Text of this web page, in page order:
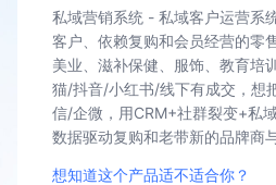
私域营销系统 - 私域客户运营系
客户、依赖复购和会员经营的零
美业、滋补保健、服饰、教育培
猫/抖音/小红书/线下有成交，想
信/企微，用CRM+社群裂变+私
数据驱动复购和老带新的品牌商
想知道这个产品适不适合你？